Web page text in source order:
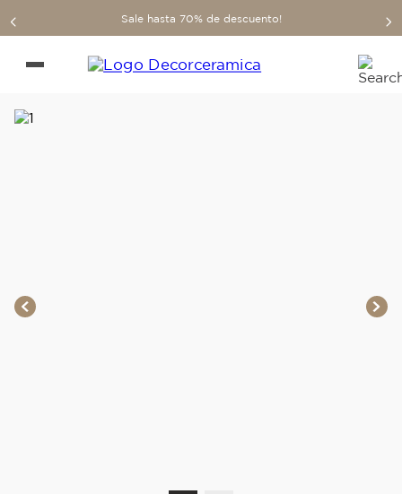
Sale hasta 70% de descuento!